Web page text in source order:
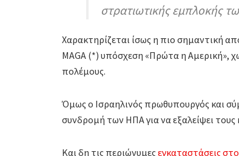
στρατιωτικής εμπλοκής
Χαρακτηρίζεται ίσως η πιο σημαντική
MAGA (*) υπόσχεση «Πρώτα η Αμερική»,
πολέμους.
Όμως ο Ισραηλινός πρωθυπουργός και
συνδρομή των ΗΠΑ για να εξαλείψει
Και δη τις περιώνυμεςεγκαταστάσεις